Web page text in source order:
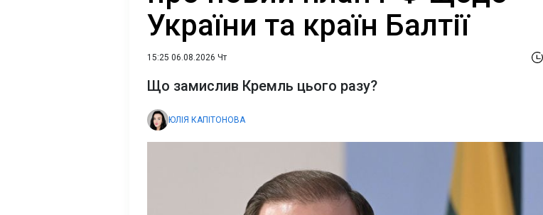
України та країн Балтії
15:25 06.08.2026 Чт
Що замислив Кремль цього разу?
ЮЛІЯ КАПІТОНОВА